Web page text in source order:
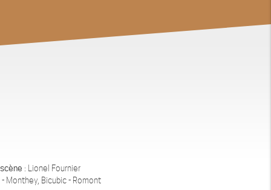
: Lionel Fournier
Monthey, Bicubic - Romont